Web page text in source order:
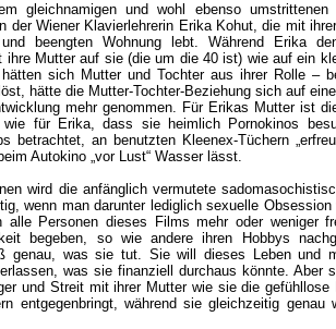
gleichnamigen und wohl ebenso umstrittenen
der Wiener Klavierlehrerin Erika Kohut, die mit
beengten Wohnung lebt. Während Erika
ihre Mutter auf sie (die um die 40 ist) wie auf ein
sich Mutter und Tochter aus ihrer Rolle –
hätte die Mutter-Tochter-Beziehung sich auf
mehr genommen. Für Erikas Mutter ist
wie für Erika, dass sie heimlich Pornokinos
betrachtet, an benutzten Kleenex-Tüchern
Autokino „vor Lust“ Wasser lässt.
wird die anfänglich vermutete
wenn man darunter lediglich sexuelle Obsession
Personen dieses Films mehr oder weniger
begeben, so wie andere ihren Hobbys
genau, was sie tut. Sie will dieses Leben und
was sie finanziell durchaus könnte. Aber
und Streit mit ihrer Mutter wie sie die gefühllose
entgegenbringt, während sie gleichzeitig genau